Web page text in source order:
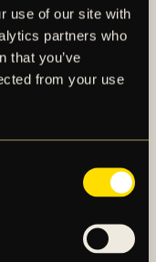
use of our site with
partners who
that you’ve
from your use
och damlaget
Fotboll AB är